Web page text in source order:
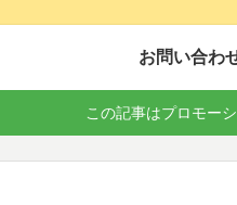
お問い合わ
この記事はプロモー